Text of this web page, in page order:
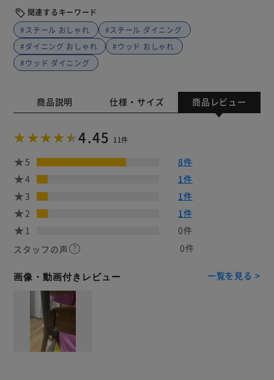
関連するキーワード
#スチール おしゃれ
#スチール ダイニング
#ダイニング おしゃれ
#ウッド おしゃれ
#ウッド ダイニング
商品説明 仕様・サイズ 商品レビュー
4.45 11件
5
8件
4
1件
3
1件
2
1件
1
0件
スタッフの声
0件
画像・動画付きレビュー 一覧を見る >